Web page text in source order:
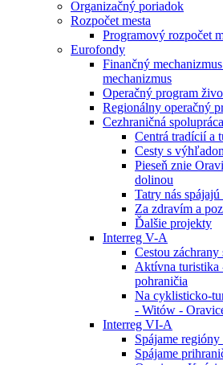
Organizačný poriadok
Rozpočet mesta
Programový rozpočet
Eurofondy
Finančný
mechanizmus
Operačný program
Regionálny operačný
Cezhraničná
Centrá tradícií a
Cesty s
Pieseň znie
dolinou
Tatry nás spájajú
Za zdravím a
Ďalšie projekty
Interreg V-A
Cestou
Aktívna
pohraničia
Na cyklisticko-
- Witów -
Interreg VI-A
Spájame
Spájame